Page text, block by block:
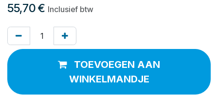
55,70€ Inclusief btw
TOEVOEGEN AAN
WINKELMANDJE